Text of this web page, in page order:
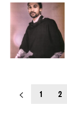
previous_page
1 2